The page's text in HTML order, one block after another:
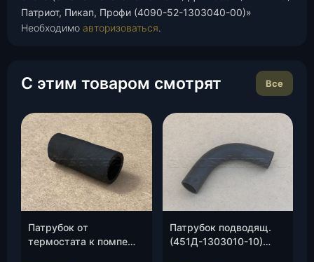
Патриот, Пикап, Профи (4090-52-1303040-00)»
Необходимо авторизоваться.
С этим товаром смотрят Все
Патрубок от
термостата к помпе
Патрубок подводящ.
(451Д-1303010-10)